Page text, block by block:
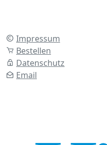
Impressum
Bestellen
Datenschutz
Email